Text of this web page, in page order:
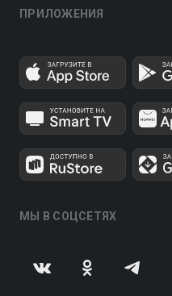
ПРИЛОЖЕНИЯ
МЫ В СОЦСЕТЯХ